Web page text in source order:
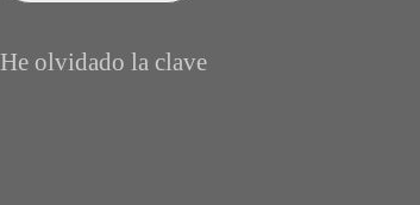
He olvidado la clave